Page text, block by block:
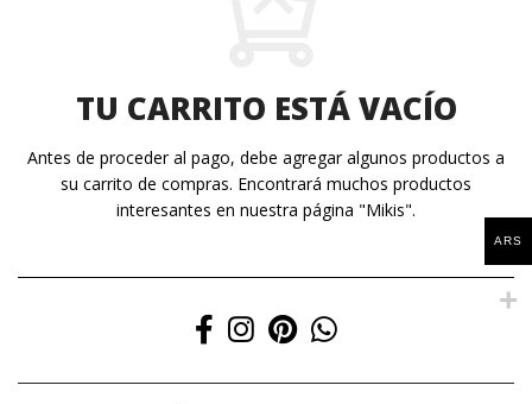
TU CARRITO ESTÁ VACÍO
Antes de proceder al pago, debe agregar algunos productos a
su carrito de compras. Encontrará muchos productos
interesantes en nuestra página "Mikis".
ARS